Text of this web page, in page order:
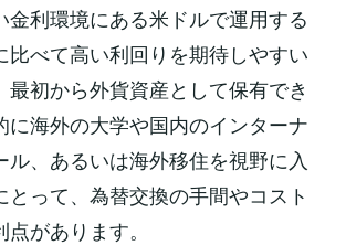
金利環境にある米ドルで運用する
比べて高い利回りを期待しやすい
最初から外貨資産として保有でき
に海外の大学や国内のインターナ
ル、あるいは海外移住を視野に入
とって、為替交換の手間やコスト
があります。